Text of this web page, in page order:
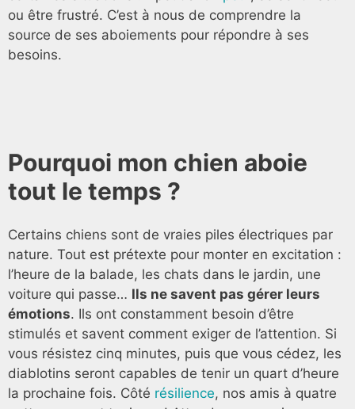
ou être frustré. C’est à nous de comprendre la
source de ses aboiements pour répondre à ses
besoins.
Pourquoi mon chien aboie
tout le temps ?
Certains chiens sont de vraies piles électriques par
nature. Tout est prétexte pour monter en excitation :
l’heure de la balade, les chats dans le jardin, une
voiture qui passe… Ils ne savent pas gérer leurs
émotions. Ils ont constamment besoin d’être
stimulés et savent comment exiger de l’attention. Si
vous résistez cinq minutes, puis que vous cédez, les
diablotins seront capables de tenir un quart d’heure
la prochaine fois. Côté résilience, nos amis à quatre